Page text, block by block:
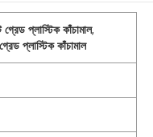
গ্রেড প্লাস্টিক কাঁচামাল,
প্লাস্টিক কাঁচামাল